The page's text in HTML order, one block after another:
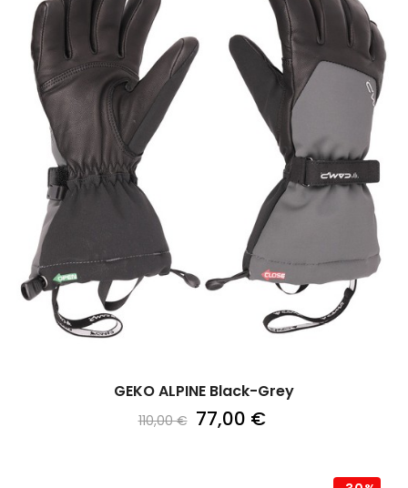
GEKO ALPINE Black-Grey
110,00 € 77,00 €